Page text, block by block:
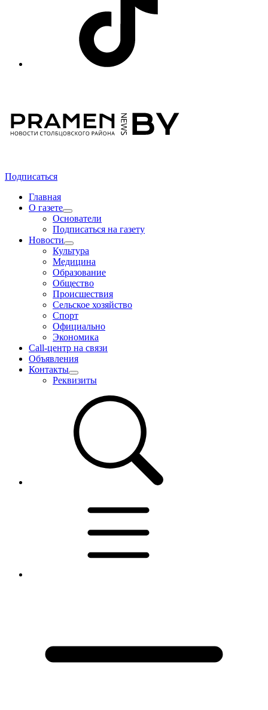
Подписаться
Главная
О газете
Основатели
Подписаться на газету
Новости
Культура
Медицина
Образование
Общество
Происшествия
Сельское хозяйство
Спорт
Официально
Экономика
Call-центр на связи
Объявления
Контакты
Реквизиты